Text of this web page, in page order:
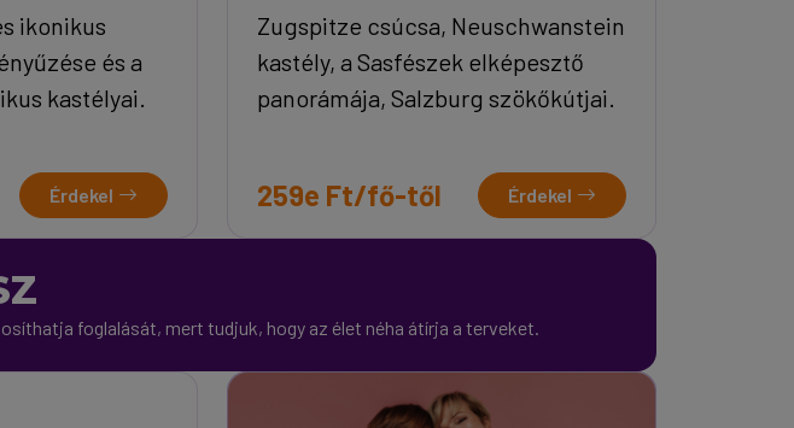
ikonikus
és a
kastélyai.
Érdekel
Zugspitze csúcsa, Neuschwanstein
kastély, a Sasfészek elképesztő
panorámája, Salzburg szökőkútjai.
259e Ft/fő-től Érdekel
foglalását, mert tudjuk, hogy az élet néha átírja a terveket.